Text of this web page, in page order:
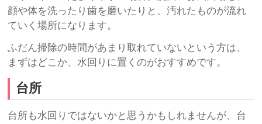
顔や体を洗ったり歯を磨いたりと、汚れたものが流れ
ていく場所になります。
ふだん掃除の時間があまり取れていないという方は、
まずはどこか、水回りに置くのがおすすめです。
台所
台所も水回りではないかと思うかもしれませんが、台